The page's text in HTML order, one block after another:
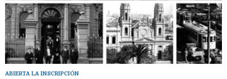
ABIERTA LA INSCRIPCIÓN